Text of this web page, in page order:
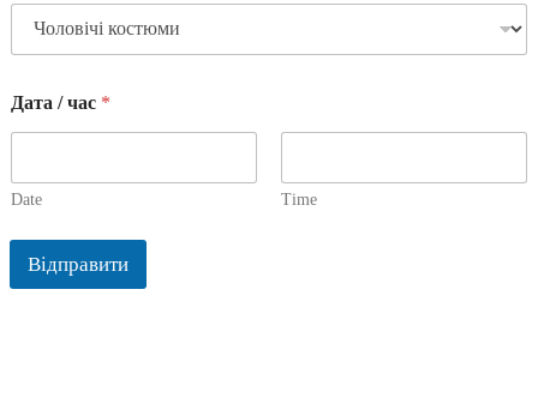
Дата / час *
Date Time
Відправити